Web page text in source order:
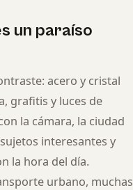
un paraíso
acero y cristal
grafitis y luces de
la cámara, la ciudad
interesantes y
la hora del día.
urbano, muchas